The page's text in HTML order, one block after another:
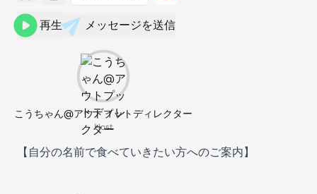
再生 メッセージを送信
こうちゃん@アウトプットディレクター
Host
【自分の名前で食べていきたい方へのご案内】